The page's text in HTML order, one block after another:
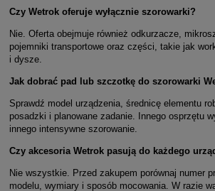
Czy Wetrok oferuje wyłącznie szorowarki?
Nie. Oferta obejmuje również odkurzacze,
pojemniki transportowe oraz części, takie jak
i dysze.
Jak dobrać pad lub szczotkę do szorowarki
Sprawdź model urządzenia, średnicę elementu
posadzki i planowane zadanie. Innego osprzętu
innego intensywne szorowanie.
Czy akcesoria Wetrok pasują do każdego
Nie wszystkie. Przed zakupem porównaj numer
modelu, wymiary i sposób mocowania. W razie